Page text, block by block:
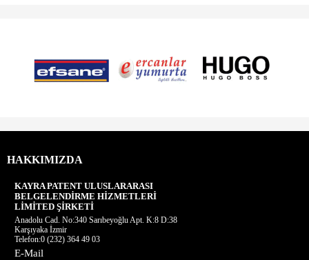
HAKKIMIZDA
KAYRA PATENT ULUSLARARASI
BELGELENDİRME HİZMETLERİ
LİMİTED ŞİRKETİ
Anadolu Cad. No:340 Sarıbeyoğlu Apt. K:8 D:38
Karşıyaka İzmir
Telefon:0 (232) 364 49 03
E-Mail